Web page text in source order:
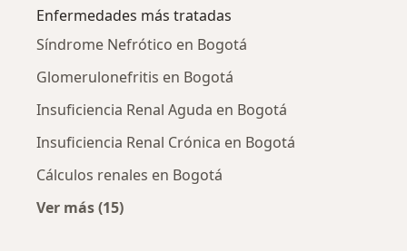
Enfermedades más tratadas
Síndrome Nefrótico en Bogotá
Glomerulonefritis en Bogotá
Insuficiencia Renal Aguda en Bogotá
Insuficiencia Renal Crónica en Bogotá
Cálculos renales en Bogotá
Ver más (15)